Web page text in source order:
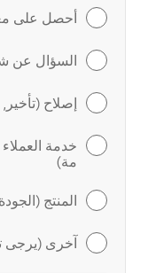
أحصل على
السؤال عن
إصلاح
خدمة
مة)
المنتج
آخرى (يرجى